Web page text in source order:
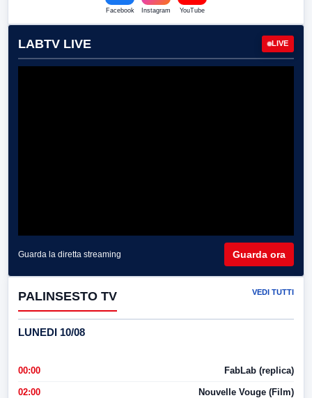
Facebook Instagram YouTube
LABTV LIVE LIVE
Guarda la diretta streaming Guarda ora
PALINSESTO TV VEDI TUTTI
LUNEDI 10/08
00:00 FabLab (replica)
02:00 Nouvelle Vouge (Film)